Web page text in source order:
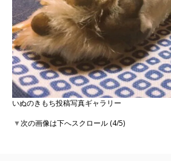
いぬのきもち投稿写真ギャラリー
▼次の画像は下へスクロール (4/5)